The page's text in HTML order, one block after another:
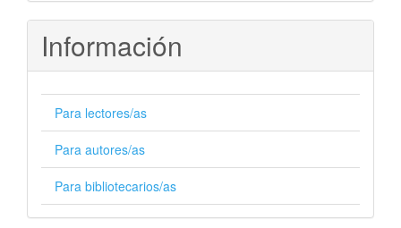
Información
Para lectores/as
Para autores/as
Para bibliotecarios/as